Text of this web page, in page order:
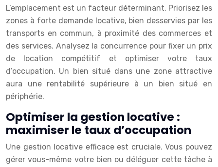
L’emplacement est un facteur déterminant. Priorisez les
zones à forte demande locative, bien desservies par les
transports en commun, à proximité des commerces et
des services. Analysez la concurrence pour fixer un prix
de location compétitif et optimiser votre taux
d’occupation. Un bien situé dans une zone attractive
aura une rentabilité supérieure à un bien situé en
périphérie.
Optimiser la gestion locative :
maximiser le taux d’occupation
Une gestion locative efficace est cruciale. Vous pouvez
gérer vous-même votre bien ou déléguer cette tâche à